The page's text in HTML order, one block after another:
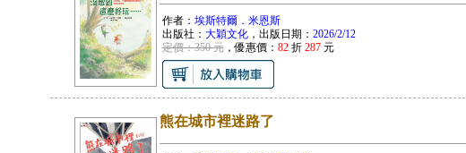
作者： 埃斯特爾．米恩斯
出版社： 大穎文化，出版日期： 2026/2/12
定價：350 元，優惠價： 82折 287元
熊在城市裡迷路了